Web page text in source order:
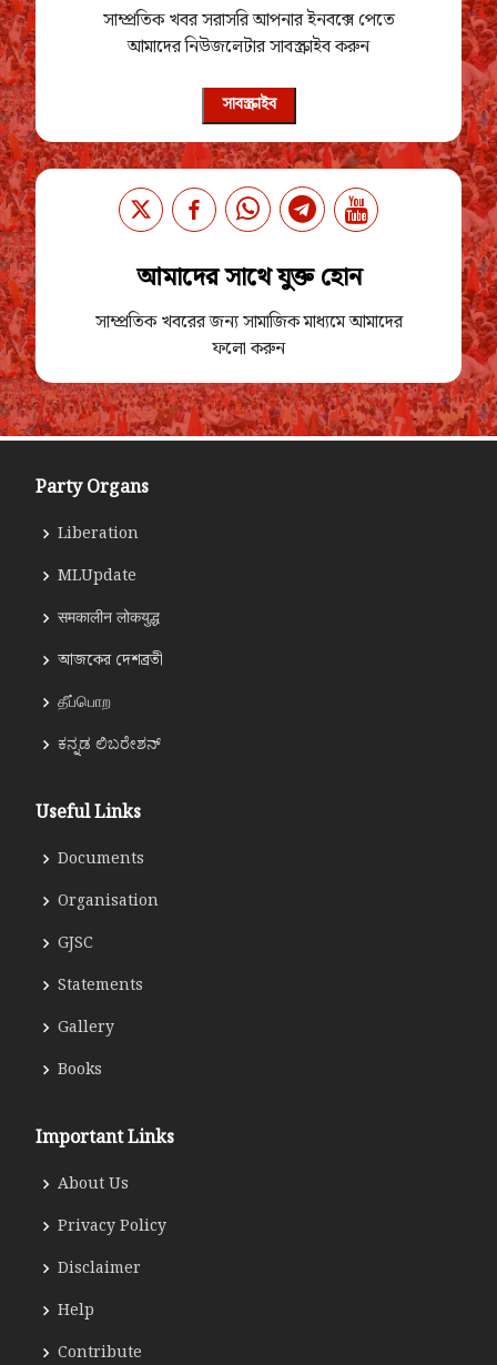
সাম্প্রতিক খবর সরাসরি আপনার ইনবক্সে পেতে
আমাদের নিউজলেটার সাবস্ক্রাইব করুন
সাবস্ক্রাইব
আমাদের সাথে যুক্ত হোন
সাম্প্রতিক খবরের জন্য সামাজিক মাধ্যমে আমাদের
ফলো করুন
Party Organs
Liberation
MLUpdate
समकालीन लोकयुद्ध
আজকের দেশব্রতী
தீப்பொற
ಕನ್ನಡ ಲಿಬರೇಶನ್
Useful Links
Documents
Organisation
GJSC
Statements
Gallery
Books
Important Links
About Us
Privacy Policy
Disclaimer
Help
Contribute